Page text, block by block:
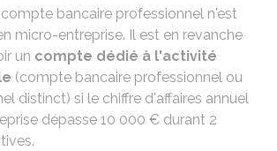
bancaire professionnel n'est
micro-entreprise. Il est en revanche
un compte dédié à l'activité
(compte bancaire professionnel ou
distinct) si le chiffre d'affaires annuel
dépasse 10 000 € durant 2